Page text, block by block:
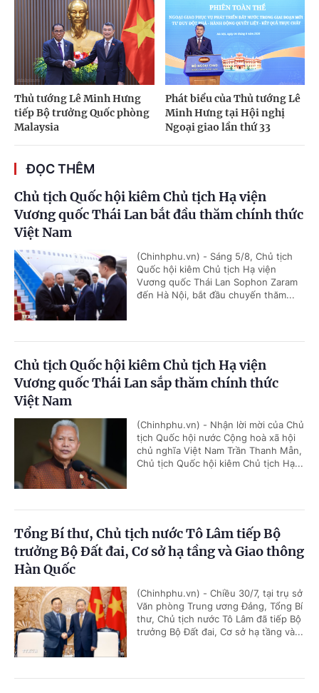
Thủ tướng Lê Minh Hưng
tiếp Bộ trưởng Quốc phòng
Malaysia
Phát biểu của Thủ tướng Lê
Minh Hưng tại Hội nghị
Ngoại giao lần thứ 33
ĐỌC THÊM
Chủ tịch Quốc hội kiêm Chủ tịch Hạ viện
Vương quốc Thái Lan bắt đầu thăm chính thức
Việt Nam
(Chinhphu.vn) - Sáng 5/8, Chủ tịch
Quốc hội kiêm Chủ tịch Hạ viện
Vương quốc Thái Lan Sophon Zaram
đến Hà Nội, bắt đầu chuyến thăm...
Chủ tịch Quốc hội kiêm Chủ tịch Hạ viện
Vương quốc Thái Lan sắp thăm chính thức
Việt Nam
(Chinhphu.vn) - Nhận lời mời của Chủ
tịch Quốc hội nước Cộng hoà xã hội
chủ nghĩa Việt Nam Trần Thanh Mẫn,
Chủ tịch Quốc hội kiêm Chủ tịch Hạ...
Tổng Bí thư, Chủ tịch nước Tô Lâm tiếp Bộ
trưởng Bộ Đất đai, Cơ sở hạ tầng và Giao thông
Hàn Quốc
(Chinhphu.vn) - Chiều 30/7, tại trụ sở
Văn phòng Trung ương Đảng, Tổng Bí
thư, Chủ tịch nước Tô Lâm đã tiếp Bộ
trưởng Bộ Đất đai, Cơ sở hạ tầng và...